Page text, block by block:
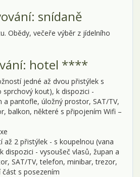
snídaně
Obědy, večeře výběr z jídelního
hotel ****
jedné až dvou přistýlek s
sprchový kout), k dispozici -
a pantofle, úložný prostor, SAT/TV,
balkon, některé s připojením Wifi –
2 přistýlek - s koupelnou (vana
dispozici - vysoušeč vlasů, župan a
SAT/TV, telefon, minibar, trezor,
s posezením